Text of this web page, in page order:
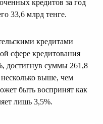
кредитов за год
33,6 млрд тенге.
кредитами
сфере кредитования
достигнув суммы 261,8
несколько выше, чем
быть воспринят как
лишь 3,5%.